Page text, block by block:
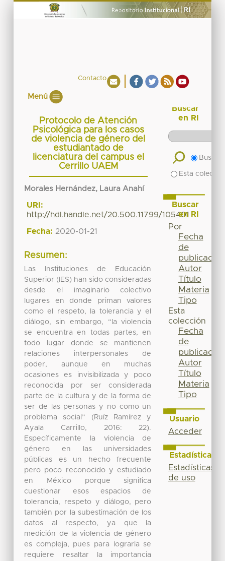
Contacto
Menú
Protocolo de Atención
Psicológica para los casos
de violencia de género del
estudiantado de
licenciatura del campus el
Cerrillo UAEM
Morales Hernández, Laura Anahí
URI:
http://hdl.handle.net/20.500.11799/105401
Fecha: 2020-01-21
Resumen:
Las Instituciones de Educación
Superior (IES) han sido consideradas
desde el imaginario colectivo
lugares en donde priman valores
como el respeto, la tolerancia y el
diálogo, sin embargo, “la violencia
se encuentra en todas partes, en
todo lugar donde se mantienen
relaciones interpersonales de
poder, aunque en muchas
ocasiones es invisibilizada y poco
reconocida por ser considerada
parte de la cultura y de la forma de
ser de las personas y no como un
problema social” (Ruíz Ramírez y
Ayala Carrillo, 2016: 22).
Específicamente la violencia de
género en las universidades
públicas es un hecho frecuente
pero poco reconocido y estudiado
en México porque significa
cuestionar esos espacios de
tolerancia, respeto y diálogo, pero
también por la subestimación de los
datos al respecto, ya que la
medición de la violencia de género
es compleja, pues para lograrla se
requiere resaltar la importancia
Buscar
en RI
Buscar
Esta
Buscar
en RI
Por
Fecha
de
publicación
Autor
Título
Materia
Tipo
Esta
colección
Fecha
de
publicación
Autor
Título
Materia
Tipo
Usuario
Acceder
Estadísticas
Estadísticas
de uso